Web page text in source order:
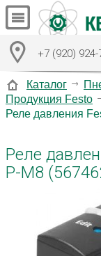
+7 (920) 924-
Каталог
Продукция Festo
Реле давления
Реле
P-M8